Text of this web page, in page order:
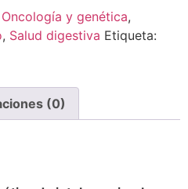
Oncología y genética,
, Salud digestiva Etiqueta:
(0)